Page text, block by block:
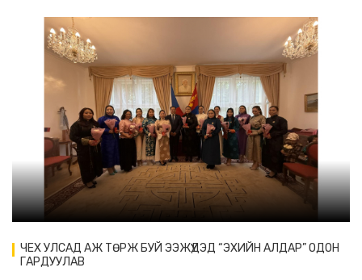
ЧЕХ УЛСАД АЖ ТӨРЖ БУЙ ЭЭЖҮҮДЭД “ЭХИЙН АЛДАР” ОДОН
ГАРДУУЛАВ